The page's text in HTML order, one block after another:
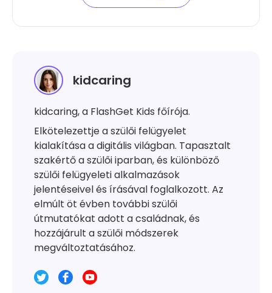
kidcaring
kidcaring, a FlashGet Kids főírója.
Elkötelezettje a szülői felügyelet
kialakítása a digitális világban. Tapasztalt
szakértő a szülői iparban, és különböző
szülői felügyeleti alkalmazások
jelentéseivel és írásával foglalkozott. Az
elmúlt öt évben további szülői
útmutatókat adott a családnak, és
hozzájárult a szülői módszerek
megváltoztatásához.